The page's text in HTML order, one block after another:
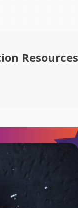
Resources